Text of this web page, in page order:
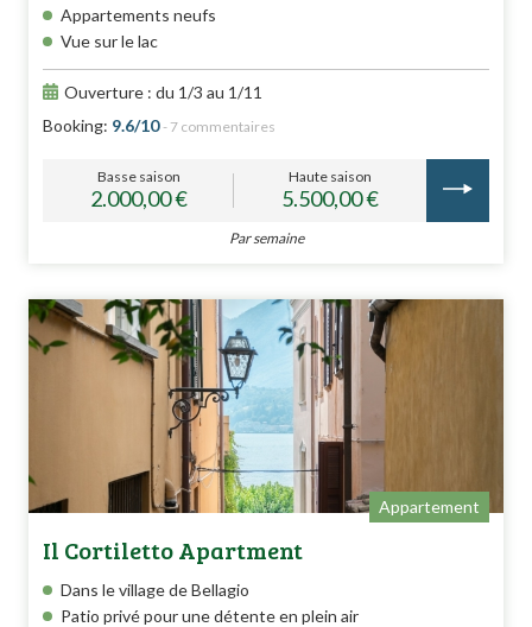
Appartements neufs
Vue sur le lac
Ouverture : du 1/3 au 1/11
Booking: 9.6/10 - 7 commentaires
Basse saison
2.000,00 €
Haute saison
5.500,00 €
Par semaine
Appartement
Il Cortiletto Apartment
Dans le village de Bellagio
Patio privé pour une détente en plein air